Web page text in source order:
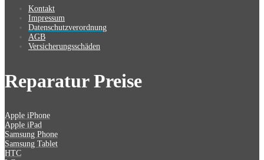
Kontakt
Impressum
Datenschutzverordnung
AGB
Versicherungsschäden
Reparatur Preise
Apple iPhone
Apple iPad
Samsung Phone
Samsung Tablet
HTC